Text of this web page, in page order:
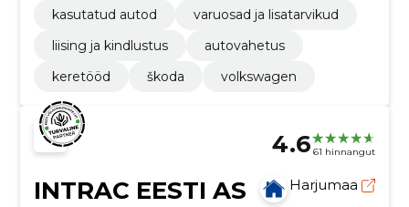
kasutatud autod
varuosad ja lisatarvikud
liising ja kindlustus
autovahetus
keretööd
škoda volkswagen
4.6 61 hinnangut
INTRAC EESTI AS Harjumaa